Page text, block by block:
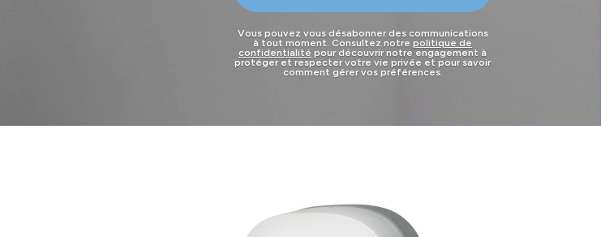
Vous pouvez vous désabonner des communications
à tout moment. Consultez notrepolitique de
confidentialité pour découvrir notre engagement à
protéger et respecter votre vie privée et pour savoir
comment gérer vos préférences.